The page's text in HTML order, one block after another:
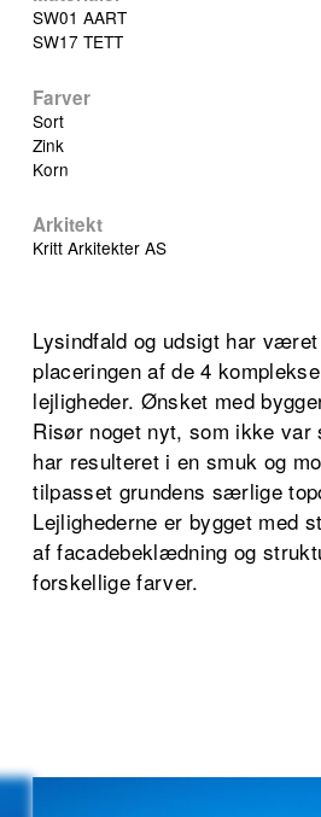
SW01 AART
SW17 TETT
Farver
Sort
Zink
Korn
Arkitekt
Kritt Arkitekter AS
Lysindfald og udsigt har
placeringen af de 4
lejligheder. Ønsket med
Risør noget nyt, som ikke var
har resulteret i en smuk og
tilpasset grundens særlige
Lejlighederne er bygget med
af facadebeklædning og
forskellige farver.